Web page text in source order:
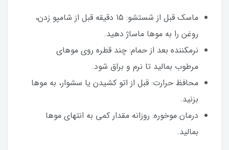
ماسک قبل از شستشو: ۱۵ دقیقه قبل از شامپو زدن،
روغن را به موها ماساژ دهید.
نرمکننده بعد از حمام: چند قطره روی موهای
مرطوب بمالید تا نرم و براق شود.
محافظ حرارت: قبل از اتو کشیدن یا سشوار، به موها
بزنید.
درمان موخوره: روزانه مقدار کمی به انتهای موها
بمالید.